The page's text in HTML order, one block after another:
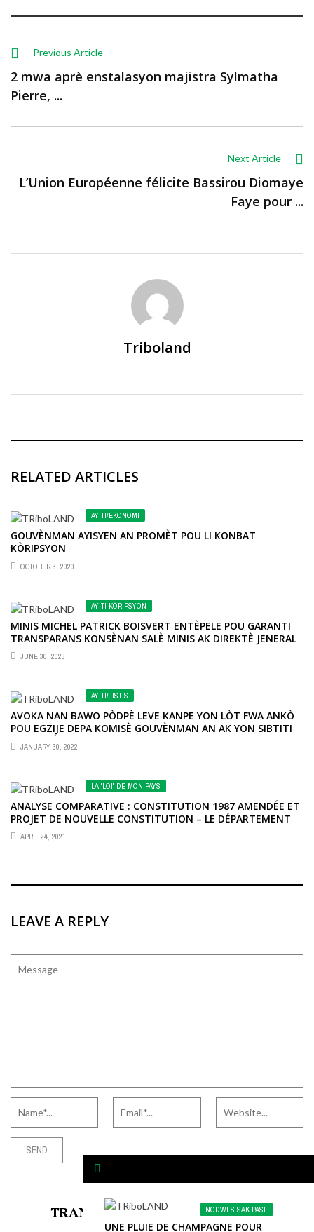
Previous Article
2 mwa aprè enstalasyon majistra Sylmatha
Pierre, ...
Next Article
L’Union Européenne félicite Bassirou Diomaye
Faye pour ...
Triboland
RELATED ARTICLES
AYITI/EKONOMI
GOUVÈNMAN AYISYEN AN PROMÈT POU LI KONBAT
KÒRIPSYON
OCTOBER 3, 2020
AYITI KÒRIPSYON
MINIS MICHEL PATRICK BOISVERT ENTÈPELE POU GARANTI
TRANSPARANS KONSÈNAN SALÈ MINIS AK DIREKTÈ JENERAL
OTONÒM YO
JUNE 30, 2023
AYITI/JISTIS
AVOKA NAN BAWO PÒDPÈ LEVE KANPE YON LÒT FWA ANKÒ
POU EGZIJE DEPA KOMISÈ GOUVÈNMAN AN AK YON SIBTITI
NAN PAKÈ A.
JANUARY 30, 2022
LA "LOI" DE MON PAYS
ANALYSE COMPARATIVE : CONSTITUTION 1987 AMENDÉE ET
PROJET DE NOUVELLE CONSTITUTION – LE DÉPARTEMENT
(SUITE 2)
APRIL 24, 2021
LEAVE A REPLY
NODWES SAK PASE
UNE PLUIE DE CHAMPAGNE POUR
TRANSLATE TO ANY LANGUAGE